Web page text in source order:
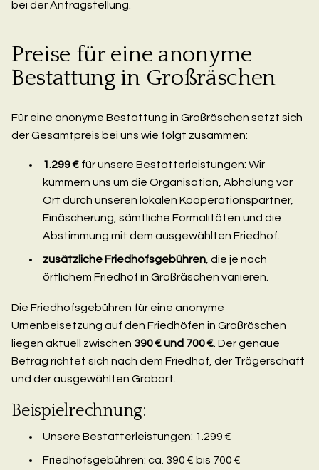
bei der Antragstellung.
Preise für eine anonyme
Bestattung in Großräschen
Für eine anonyme Bestattung in Großräschen setzt sich
der Gesamtpreis bei uns wie folgt zusammen:
1.299 € für unsere Bestatterleistungen: Wir
kümmern uns um die Organisation, Abholung vor
Ort durch unseren lokalen Kooperationspartner,
Einäscherung, sämtliche Formalitäten und die
Abstimmung mit dem ausgewählten Friedhof.
zusätzliche Friedhofsgebühren , die je nach
örtlichem Friedhof in Großräschen variieren.
Die Friedhofsgebühren für eine anonyme
Urnenbeisetzung auf den Friedhöfen in Großräschen
liegen aktuell zwischen 390 € und 700 € . Der genaue
Betrag richtet sich nach dem Friedhof, der Trägerschaft
und der ausgewählten Grabart.
Beispielrechnung:
Unsere Bestatterleistungen: 1.299 €
Friedhofsgebühren: ca. 390 € bis 700 €